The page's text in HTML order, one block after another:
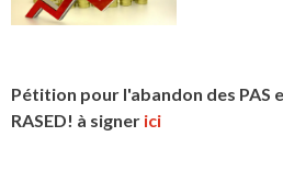
Pétition pour l'abandon des PAS
RASED! à signer ici